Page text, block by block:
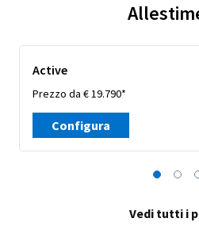
Active
Prezzo da € 19.790*
Configura
Vedi tutti i